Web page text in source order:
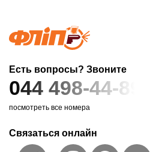
Есть вопросы? Звоните
044 498-44-89
посмотреть все номера
Связаться онлайн